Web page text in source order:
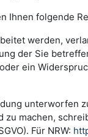
Ihnen folgende
werden,
der Sie
ein
unterworfen
machen,
Für NRW: